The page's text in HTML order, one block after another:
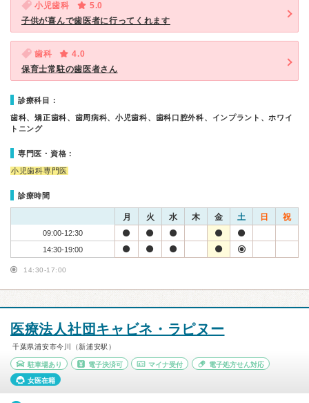
小児歯科
5.0
子供が喜んで歯医者に行ってくれます
歯科
4.0
保育士常駐の歯医者さん
診療科目：
歯科、矯正歯科、歯周病科、小児歯科、歯科口腔外科、インプラント、ホワイ
トニング
専門医・資格：
小児歯科専門医
診療時間
月 火 水 木 金 土 日 祝
09:00-12:30
14:30-19:00
14:30-17:00
医療法人社団キャビネ・ラピヌー
千葉県浦安市今川（新浦安駅）
駐車場あり 電子決済可 マイナ受付 電子処方せん対応
女医在籍